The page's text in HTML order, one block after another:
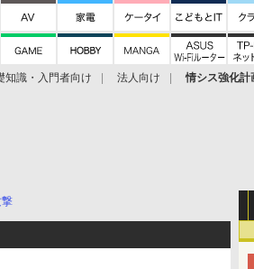
知識・入門者向け 法人向け 情シス強化計
撃